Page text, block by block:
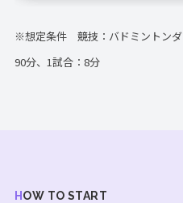
※想定条件 競技：バドミントンダ
90分、1試合：8分
HOW TO START